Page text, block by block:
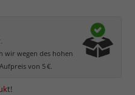
wir wegen des hohen
von 5 €.
!